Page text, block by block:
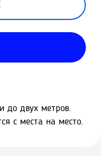
до двух метров.
с места на место.